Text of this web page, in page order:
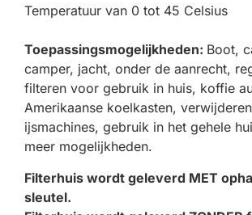
Temperatuur van 0 tot 45 Celsius
Toepassingsmogelijkheden: Boot,
camper, jacht, onder de aanrecht,
filteren voor gebruik in huis, koffie
Amerikaanse koelkasten,
ijsmachines, gebruik in het gehele
meer mogelijkheden.
Filterhuis wordt geleverd MET
sleutel.